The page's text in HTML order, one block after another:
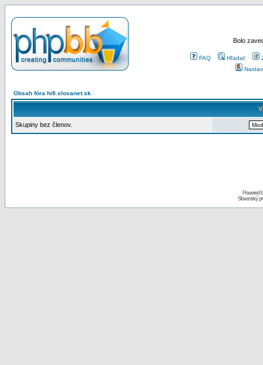
Bolo
FAQ Hľadať
Obsah fóra hifi.slovanet.sk
Skupiny bez členov.
Powered
Slovenský